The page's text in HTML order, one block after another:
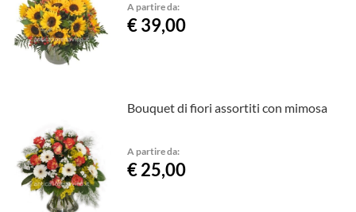
A partire da:
€ 39,00
Bouquet di fiori assortiti con mimosa
A partire da:
€ 25,00